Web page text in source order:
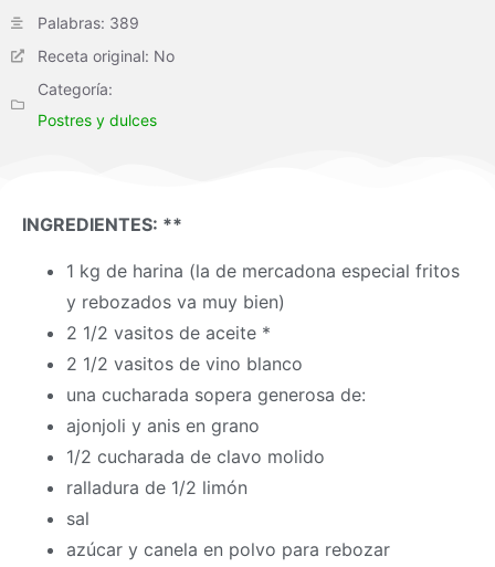
Palabras: 389
Receta original: No
Categoría:
Postres y dulces
INGREDIENTES: **
1 kg de harina (la de mercadona especial fritos
y rebozados va muy bien)
2 1/2 vasitos de aceite *
2 1/2 vasitos de vino blanco
una cucharada sopera generosa de:
ajonjoli y anis en grano
1/2 cucharada de clavo molido
ralladura de 1/2 limón
sal
azúcar y canela en polvo para rebozar